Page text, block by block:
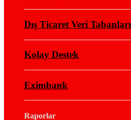
Dış Ticaret Veri Tabanları
Kolay Destek
Eximbank
Raporlar